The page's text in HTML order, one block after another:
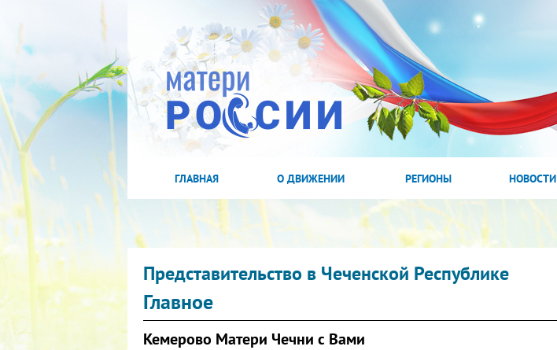
ГЛАВНАЯ О ДВИЖЕНИИ РЕГИОНЫ НОВОСТИ
Представительство в Чеченской Республике
Главное
Кемерово Матери Чечни с Вами